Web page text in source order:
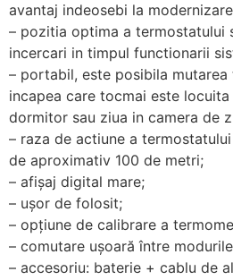
avantaj indeosebi la
– pozitia optima a termostatului
incercari in timpul functionarii
– portabil, este posibila
incapea care tocmai este
dormitor sau ziua in camera de
– raza de actiune a
de aproximativ 100 de metri;
– afișaj digital mare;
– ușor de folosit;
– opțiune de calibrare a
– comutare ușoară între
– accesoriu: baterie + cablu de